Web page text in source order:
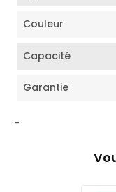
Couleur
Capacité
Garantie
-